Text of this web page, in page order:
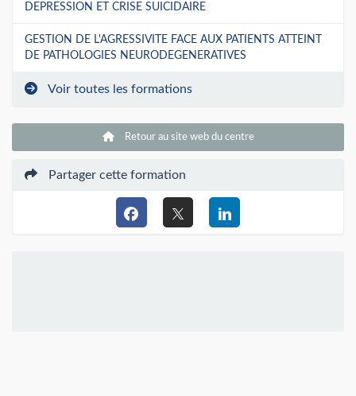
DEPRESSION ET CRISE SUICIDAIRE
GESTION DE L'AGRESSIVITE FACE AUX PATIENTS ATTEINT
DE PATHOLOGIES NEURODEGENERATIVES
Voir toutes les formations
Retour au site web du centre
Partager cette formation